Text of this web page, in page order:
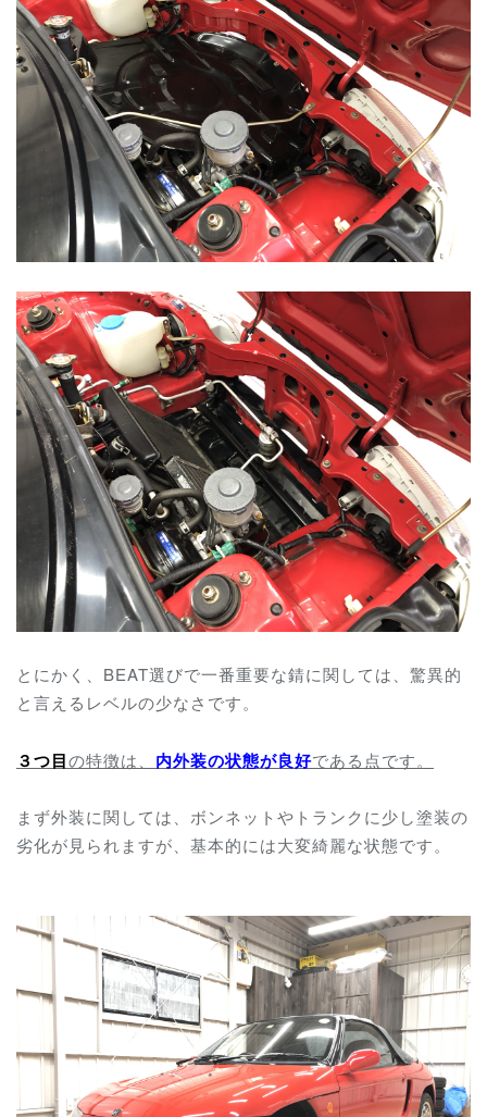
とにかく、BEAT選びで一番重要な錆に関しては、驚異的
と言えるレベルの少なさです。
３つ目の特徴は、 内外装の状態が良好である点です。
まず外装に関しては、ボンネットやトランクに少し塗装の
劣化が見られますが、基本的には大変綺麗な状態です。